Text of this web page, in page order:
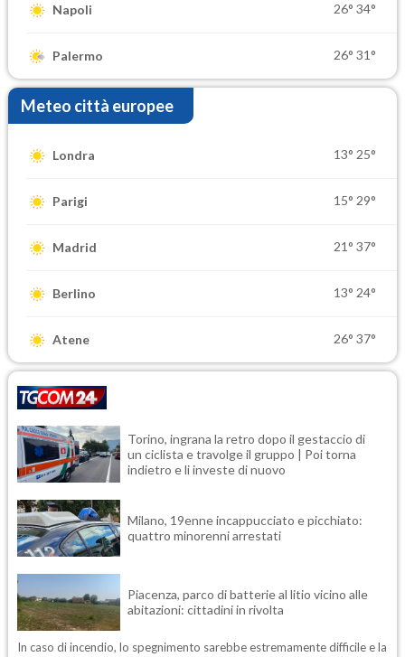
Napoli 26° 34°
Palermo 26° 31°
Meteo città europee
Londra 13° 25°
Parigi 15° 29°
Madrid 21° 37°
Berlino 13° 24°
Atene 26° 37°
Torino, ingrana la retro dopo il gestaccio di
un ciclista e travolge il gruppo | Poi torna
indietro e li investe di nuovo
Milano, 19enne incappucciato e picchiato:
quattro minorenni arrestati
Piacenza, parco di batterie al litio vicino alle
abitazioni: cittadini in rivolta
In caso di incendio, lo spegnimento sarebbe estremamente difficile e la